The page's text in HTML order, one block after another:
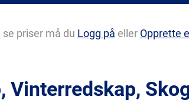
priser må du Logg på eller Opprette
Vinterredskap,